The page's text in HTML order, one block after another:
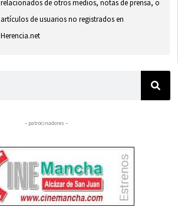
relacionados de otros medios, notas de prensa, o
artículos de usuarios no registrados en
Herencia.net
– patrocinadores –